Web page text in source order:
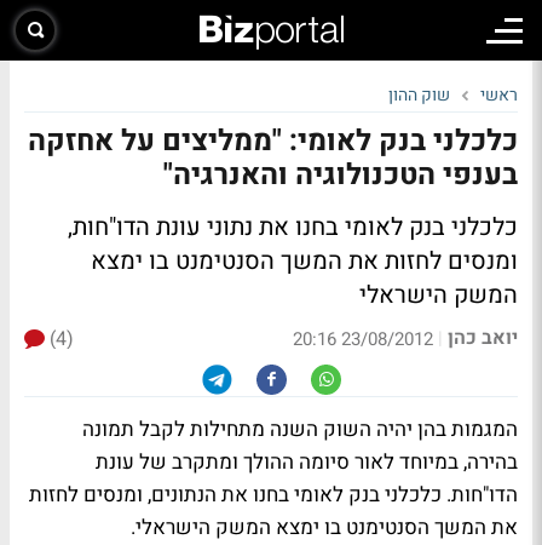
ראשי שוק ההון
כלכלני בנק לאומי: "ממליצים על אחזקה
בענפי הטכנולוגיה והאנרגיה"
כלכלני בנק לאומי בחנו את נתוני עונת הדו"חות,
ומנסים לחזות את המשך הסנטימנט בו ימצא
המשק הישראלי
יואב כהן |
23/08/2012 20:16
(4)
המגמות בהן יהיה השוק השנה מתחילות לקבל תמונה
בהירה, במיוחד לאור סיומה ההולך ומתקרב של עונת
הדו"חות. כלכלני בנק לאומי בחנו את הנתונים, ומנסים לחזות
את המשך הסנטימנט בו ימצא המשק הישראלי.